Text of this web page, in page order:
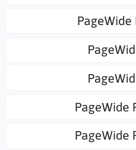
PageWide
PageWide
PageWide